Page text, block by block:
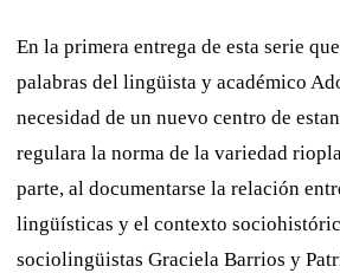
En la primera entrega de esta serie
palabras del lingüista y académico
necesidad de un nuevo centro de
regulara la norma de la variedad
parte, al documentarse la relación
lingüísticas y el contexto
sociolingüistas Graciela Barrios y